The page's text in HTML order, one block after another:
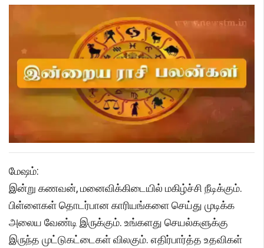
மேஷம்:
இன்று கணவன், மனைவிக்கிடையில் மகிழ்ச்சி நீடிக்கும்.
பிள்ளைகள் தொடர்பான காரியங்களை செய்து முடிக்க
அலைய வேண்டி இருக்கும். உங்களது செயல்களுக்கு
இருந்த முட்டுகட்டைகள் விலகும். எதிர்பார்த்த உதவிகள்